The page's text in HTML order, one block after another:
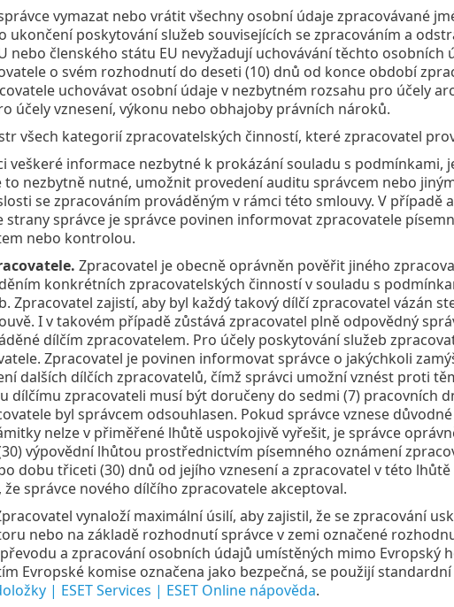
vymazat nebo vrátit všechny osobní údaje zpracovávané
ukončení poskytování služeb souvisejících se zpracováním a
nebo členského státu EU nevyžadují uchovávání těchto osobních
o svém rozhodnutí do deseti (10) dnů od konce období
uchovávat osobní údaje v nezbytném rozsahu pro účely
účely vznesení, výkonu nebo obhajoby právních nároků.
všech kategorií zpracovatelských činností, které zpracovatel
veškeré informace nezbytné k prokázání souladu s podmínkami,
to nezbytně nutné, umožnit provedení auditu správcem nebo
se zpracováním prováděným v rámci této smlouvy. V
strany správce je správce povinen informovat zpracovatele
nebo kontrolou.
Zpracovatel je obecně oprávněn pověřit jiného
konkrétních zpracovatelských činností v souladu s
Zpracovatel zajistí, aby byl každý takový dílčí zpracovatel vázán
I v takovém případě zůstává zpracovatel plně odpovědný
dílčím zpracovatelem. Pro účely poskytování služeb
Zpracovatel je povinen informovat správce o jakýchkoli
dalších dílčích zpracovatelů, čímž správci umožní vznést proti
dílčímu zpracovateli musí být doručeny do sedmi (7) pracovních
byl správcem odsouhlasen. Pokud správce vznese
nelze v přiměřené lhůtě uspokojivě vyřešit, je správce
výpovědní lhůtou prostřednictvím písemného oznámení
dobu třiceti (30) dnů od jejího vznesení a zpracovatel v této
že správce nového dílčího zpracovatele akceptoval.
vynaloží maximální úsilí, aby zajistil, že se zpracování
nebo na základě rozhodnutí správce v zemi označené
a zpracování osobních údajů umístěných mimo Evropský
Evropské komise označena jako bezpečná, se použijí
| ESET Services | ESET Online nápověda.